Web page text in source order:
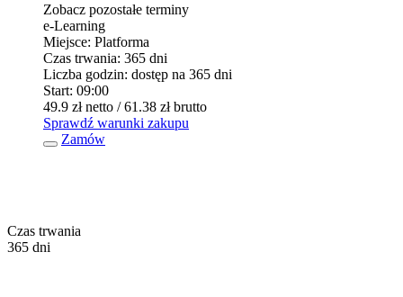
Zobacz pozostałe terminy
e-Learning
Miejsce: Platforma
Czas trwania: 365 dni
Liczba godzin: dostęp na 365 dni
Start: 09:00
49.9 złnetto / 61.38 złbrutto
Sprawdź warunki zakupu
Zamów
Czas trwania
365 dni